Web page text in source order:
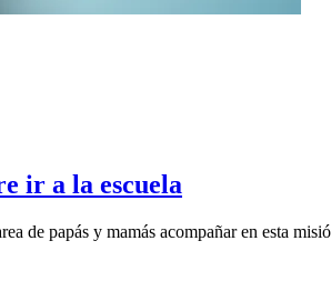
ir a la escuela
de papás y mamás acompañar en esta